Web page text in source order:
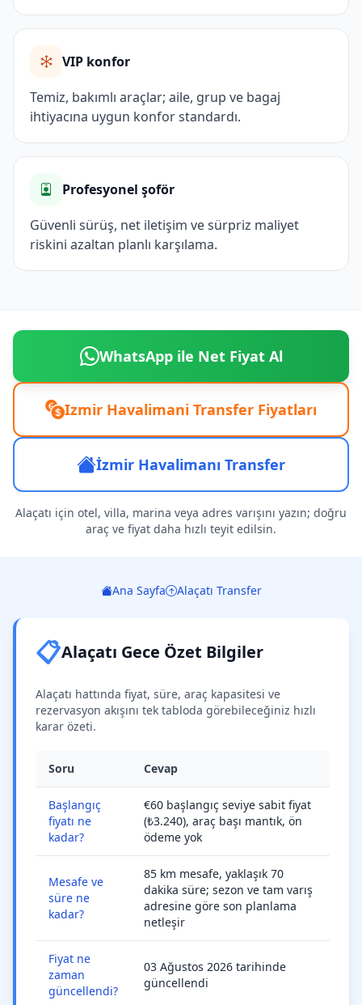
VIP konfor
Temiz, bakımlı araçlar; aile, grup ve bagaj
ihtiyacına uygun konfor standardı.
Profesyonel şoför
Güvenli sürüş, net iletişim ve sürpriz maliyet
riskini azaltan planlı karşılama.
WhatsApp ile Net Fiyat Al
Izmir Havalimani Transfer Fiyatları
İzmir Havalimanı Transfer
Alaçatı için otel, villa, marina veya adres varışını yazın; doğru
araç ve fiyat daha hızlı teyit edilsin.
Ana Sayfa Alaçatı Transfer
📋Alaçatı Gece Özet Bilgiler
Alaçatı hattında fiyat, süre, araç kapasitesi ve
rezervasyon akışını tek tabloda görebileceğiniz hızlı
karar özeti.
Soru Cevap
Başlangıç
fiyatı ne
kadar?
€60 başlangıç seviye sabit fiyat
(₺3.240), araç başı mantık, ön
ödeme yok
Mesafe ve
süre ne
kadar?
85 km mesafe, yaklaşık 70
dakika süre; sezon ve tam varış
adresine göre son planlama
netleşir
Fiyat ne
zaman
güncellendi?
03 Ağustos 2026 tarihinde
güncellendi